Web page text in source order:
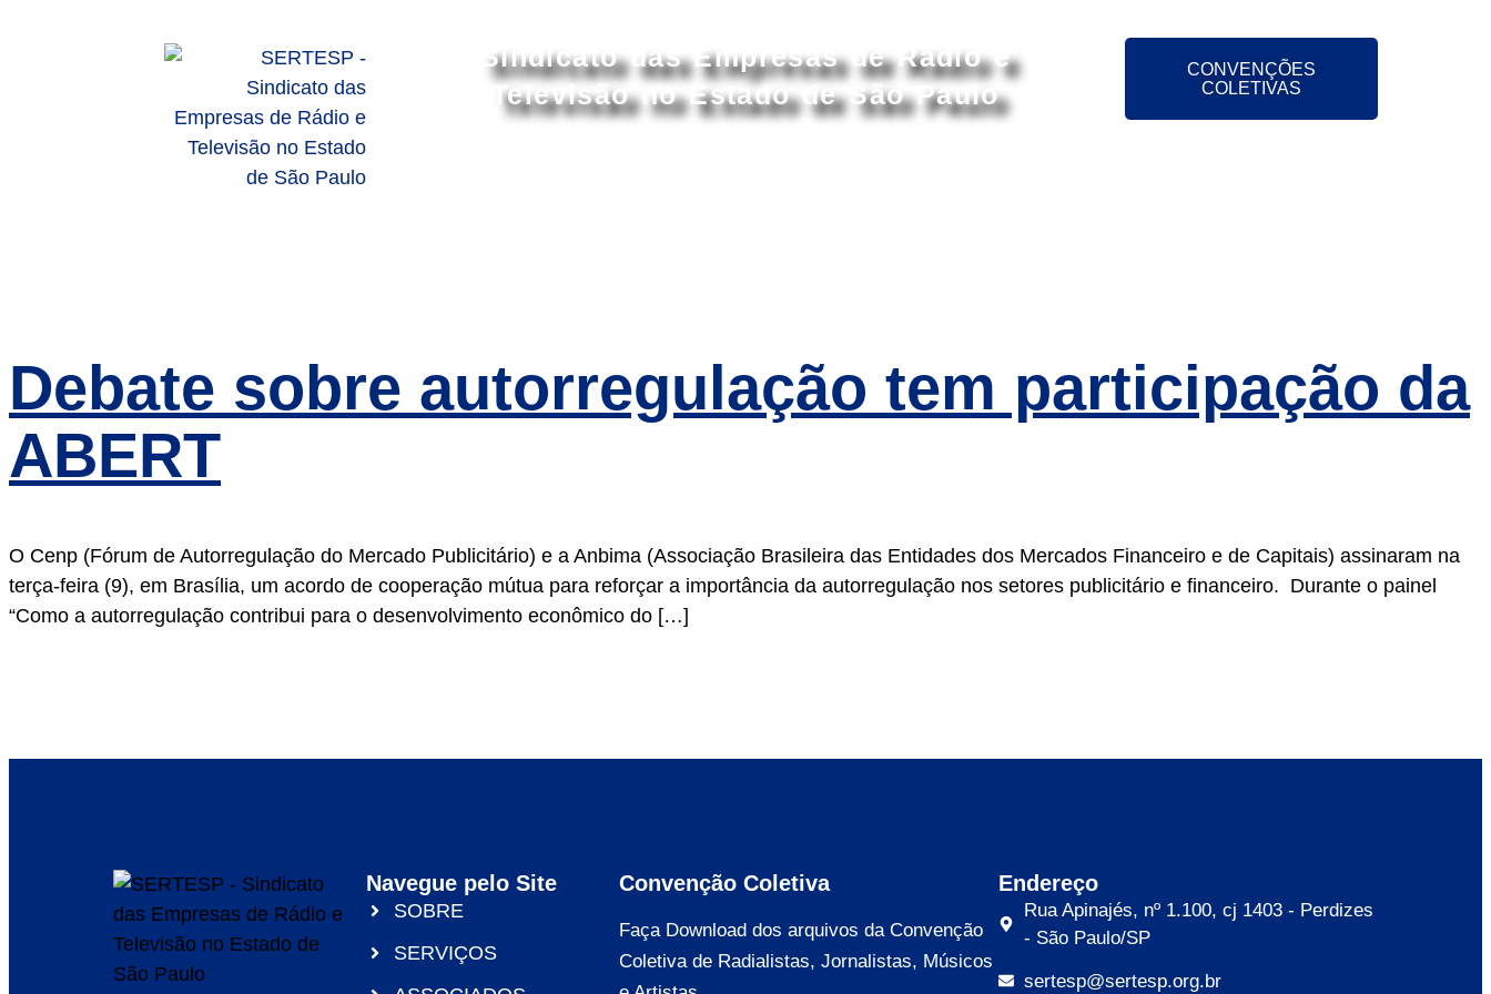
Sindicato das Empresas de Rádio e
Televisão no Estado de São Paulo
CONVENÇÕES
COLETIVAS
Debate sobre autorregulação tem participação da
ABERT
O Cenp (Fórum de Autorregulação do Mercado Publicitário) e a Anbima (Associação Brasileira das Entidades dos Mercados Financeiro e de Capitais) assinaram na
terça-feira (9), em Brasília, um acordo de cooperação mútua para reforçar a importância da autorregulação nos setores publicitário e financeiro. Durante o painel
“Como a autorregulação contribui para o desenvolvimento econômico do […]
Navegue pelo Site
SOBRE
SERVIÇOS
Convenção Coletiva
Faça Download dos arquivos da Convenção
Coletiva de Radialistas, Jornalistas, Músicos
Endereço
Rua Apinajés, nº 1.100, cj 1403 - Perdizes
- São Paulo/SP
sertesp@sertesp.org.br